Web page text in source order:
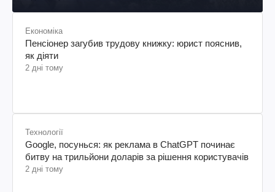
Економіка
Пенсіонер загубив трудову книжку: юрист пояснив,
як діяти
2 дні тому
Технології
Google, посунься: як реклама в ChatGPT починає
битву на трильйони доларів за рішення користувачів
2 дні тому